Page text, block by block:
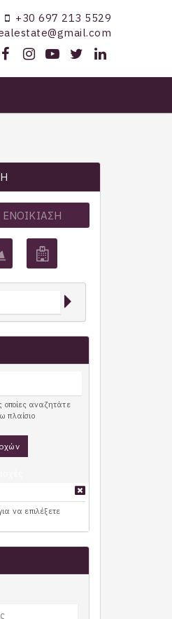
+30 697 213 5529
ΕΝΟΙΚΊΑΣΗ
οποίες αναζητάτε
πλαίσιο
να επιλέξετε